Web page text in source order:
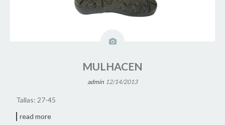
MULHACEN
admin 12/14/2013
Tallas: 27-45
read more